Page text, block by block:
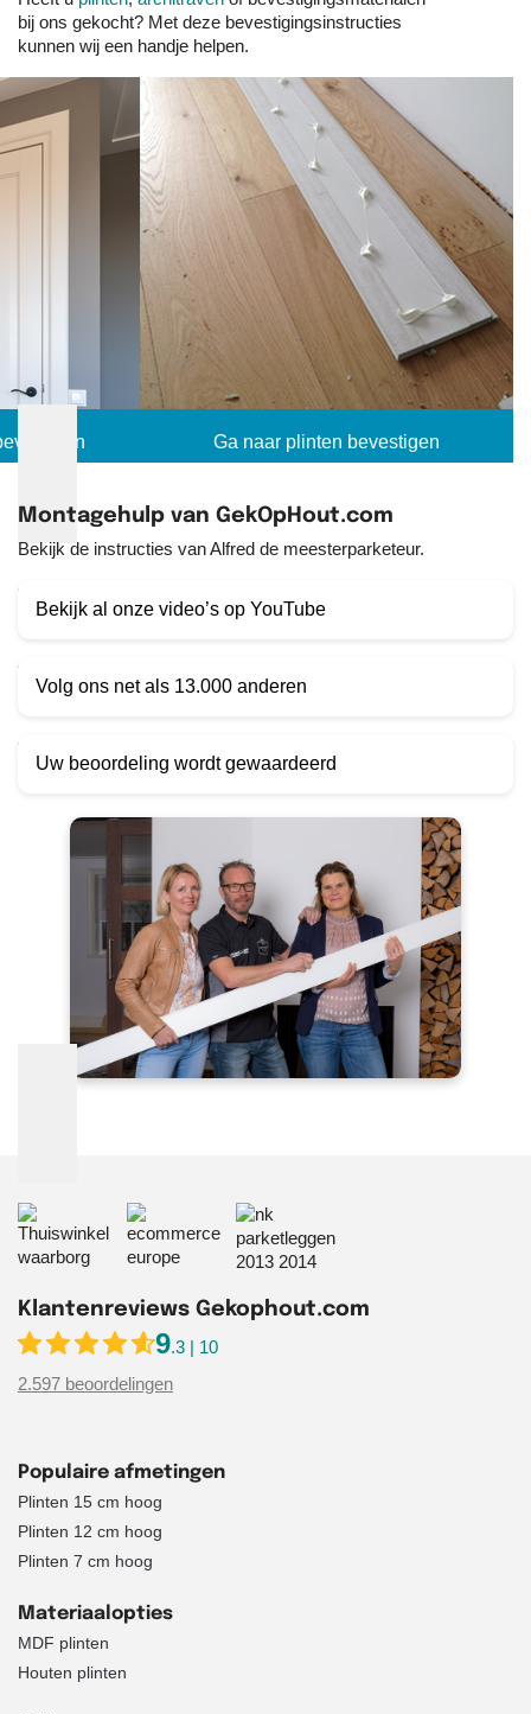
bij ons gekocht? Met deze bevestigingsinstructies
kunnen wij een handje helpen.
Ga naar plinten bevestigen
Montagehulp van GekOpHout.com
Bekijk de instructies van Alfred de meesterparketeur.
Bekijk al onze video’s op YouTube
Volg ons net als 13.000 anderen
Uw beoordeling wordt gewaardeerd
Klantenreviews Gekophout.com
9.3 | 10
2.597 beoordelingen
Populaire afmetingen
Plinten 15 cm hoog
Plinten 12 cm hoog
Plinten 7 cm hoog
Materiaalopties
MDF plinten
Houten plinten